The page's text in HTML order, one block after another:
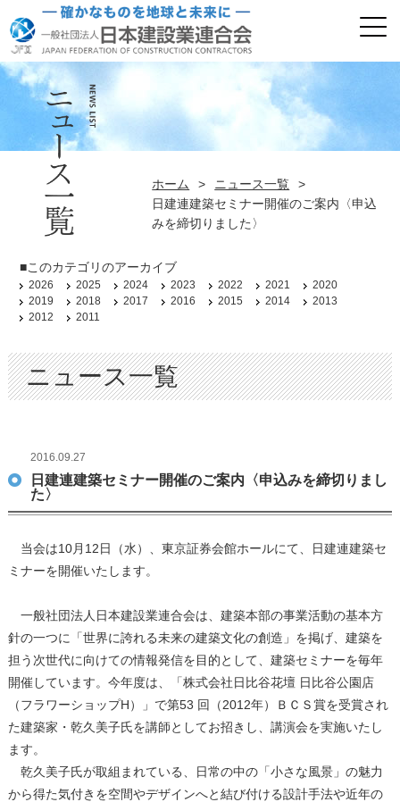
ホーム > ニュース一覧
>
日建連建築セミナー開催のご案内〈申込
みを締切りました〉
ニュース一覧
2016.09.27
日建連建築セミナー開催のご案内〈申込みを締切りまし
た〉
当会は10月12日（水）、東京証券会館ホールにて、日建連建築セ
ミナーを開催いたします。
一般社団法人日本建設業連合会は、建築本部の事業活動の基本方
針の一つに「世界に誇れる未来の建築文化の創造」を掲げ、建築を
担う次世代に向けての情報発信を目的として、建築セミナーを毎年
開催しています。今年度は、「株式会社日比谷花壇 日比谷公園店
（フラワーショップH）」で第53 回（2012年）ＢＣＳ賞を受賞され
た建築家・乾久美子氏を講師としてお招きし、講演会を実施いたし
ます。
乾久美子氏が取組まれている、日常の中の「小さな風景」の魅力
から得た気付きを空間やデザインへと結び付ける設計手法や近年の
■このカテゴリのアーカイブ
2026 2025 2024 2023 2022 2021
2020
2019
2018 2017 2016 2015 2014
2013
2012
2011